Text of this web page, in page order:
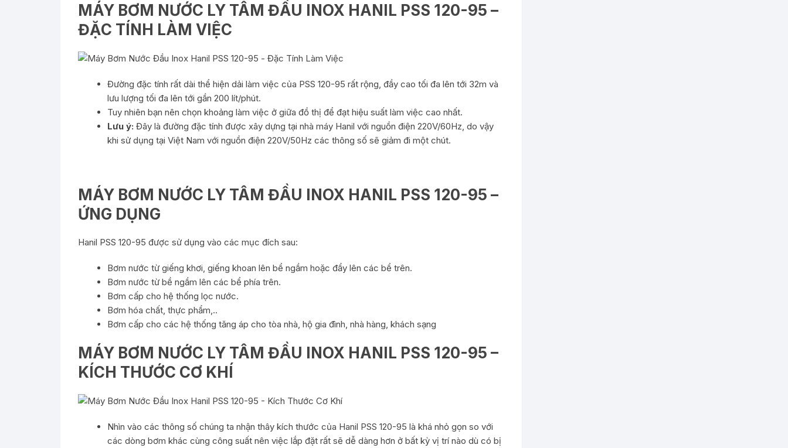
MÁY BƠM NƯỚC LY TÂM ĐẦU INOX HANIL PSS 120-95 –
ĐẶC TÍNH LÀM VIỆC
Đường đặc tính rất dài thể hiện dải làm việc của PSS 120-95 rất rộng, đầy cao tối đa lên tới 32m và
lưu lượng tối đa lên tới gần 200 lít/phút.
Tuy nhiên bạn nên chọn khoảng làm việc ở giữa đồ thị để đạt hiệu suất làm việc cao nhất.
Lưu ý: Đây là đường đặc tính được xây dựng tại nhà máy Hanil với nguồn điện 220V/60Hz, do vậy
khi sử dụng tại Việt Nam với nguồn điện 220V/50Hz các thông số sẽ giảm đi một chút.
MÁY BƠM NƯỚC LY TÂM ĐẦU INOX HANIL PSS 120-95 –
ỨNG DỤNG
Hanil PSS 120-95 được sử dụng vào các mục đích sau:
Bơm nước từ giếng khơi, giếng khoan lên bể ngầm hoặc đẩy lên các bể trên.
Bơm nước từ bề ngầm lên các bể phía trên.
Bơm cấp cho hệ thống lọc nước.
Bơm hóa chất, thực phẩm,..
Bơm cấp cho các hệ thống tăng áp cho tòa nhà, hộ gia đình, nhà hàng, khách sạng
MÁY BƠM NƯỚC LY TÂM ĐẦU INOX HANIL PSS 120-95 –
KÍCH THƯỚC CƠ KHÍ
Nhìn vào các thông số chúng ta nhận thây kích thước của Hanil PSS 120-95 là khá nhỏ gọn so với
các dòng bơm khác cùng công suất nên việc lắp đặt rất sẽ dễ dàng hơn ở bất kỳ vị trí nào dù có bị